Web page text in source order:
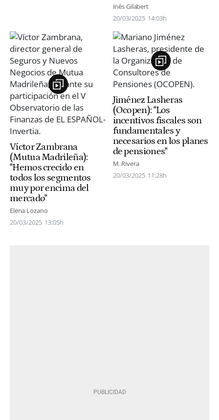
Inés Gilabert
20/03/2025 14:03h
Víctor Zambrana
(Mutua Madrileña):
"Hemos crecido en
todos los segmentos
muy por encima del
mercado"
Elena Lozano
20/03/2025 13:05h
Jiménez Lasheras
(Ocopen): "Los
incentivos fiscales son
fundamentales y
necesarios en los planes
de pensiones"
M. Rivera
20/03/2025 11:28h